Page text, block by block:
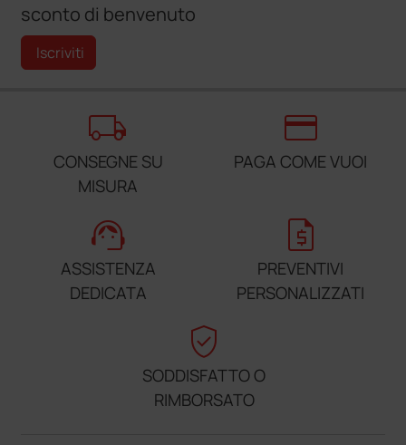
sconto di benvenuto
Iscriviti
local_shipping
CONSEGNE SU
MISURA
credit_card
PAGA COME VUOI
support_agent
ASSISTENZA
DEDICATA
request_quote
PREVENTIVI
PERSONALIZZATI
verified_user
SODDISFATTO O
RIMBORSATO